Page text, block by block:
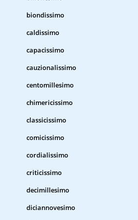
biondissimo
caldissimo
capacissimo
cauzionalissimo
centomillesimo
chimericissimo
classicissimo
comicissimo
cordialissimo
criticissimo
decimillesimo
diciannovesimo